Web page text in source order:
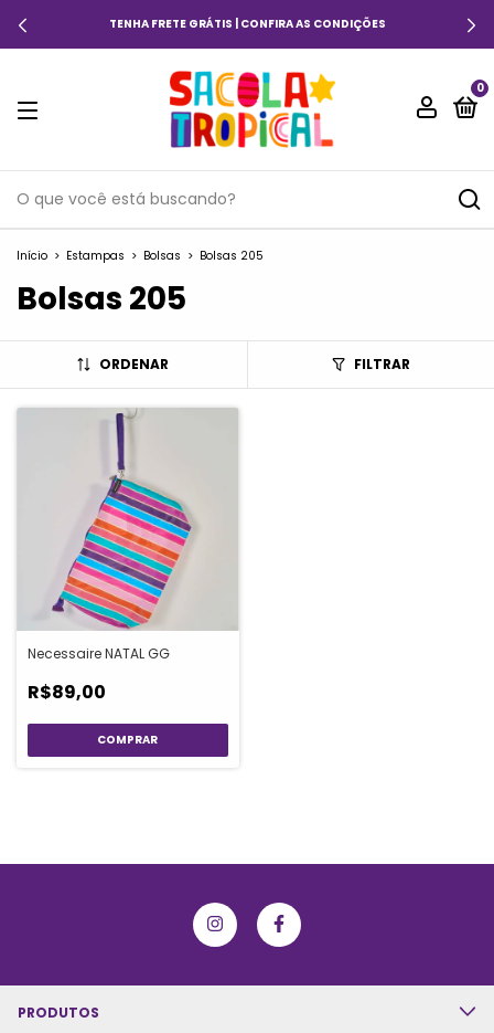
TENHA FRETE GRÁTIS | CONFIRA AS CONDIÇÕES
0
Início > Estampas > Bolsas > Bolsas 205
Bolsas 205
ORDENAR FILTRAR
Necessaire NATAL GG
R$89,00
PRODUTOS